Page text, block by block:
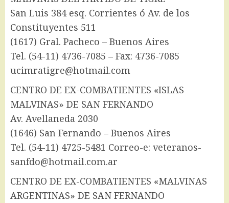
San Luis 384 esq. Corrientes ó Av. de los
Constituyentes 511
(1617) Gral. Pacheco – Buenos Aires
Tel. (54-11) 4736-7085 – Fax: 4736-7085
ucimratigre@hotmail.com
CENTRO DE EX-COMBATIENTES «ISLAS
MALVINAS» DE SAN FERNANDO
Av. Avellaneda 2030
(1646) San Fernando – Buenos Aires
Tel. (54-11) 4725-5481 Correo-e: veteranos-
sanfdo@hotmail.com.ar
CENTRO DE EX-COMBATIENTES «MALVINAS
ARGENTINAS» DE SAN FERNANDO